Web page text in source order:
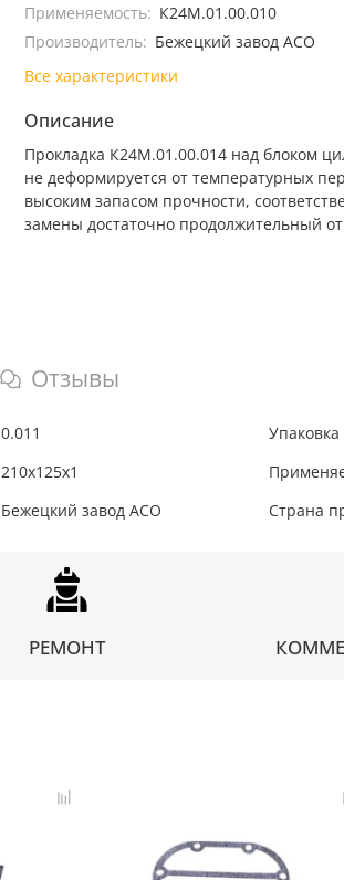
Применяемость: К24М.01.00.010
Производитель: Бежецкий завод АСО
Все характеристики
Описание
Прокладка К24М.01.00.014 над блоком
не деформируется от температурных
высоким запасом прочности,
замены достаточно продолжительный от
Отзывы
0.011 Упаковка
210х125х1
Бежецкий завод АСО Страна
РЕМОНТ